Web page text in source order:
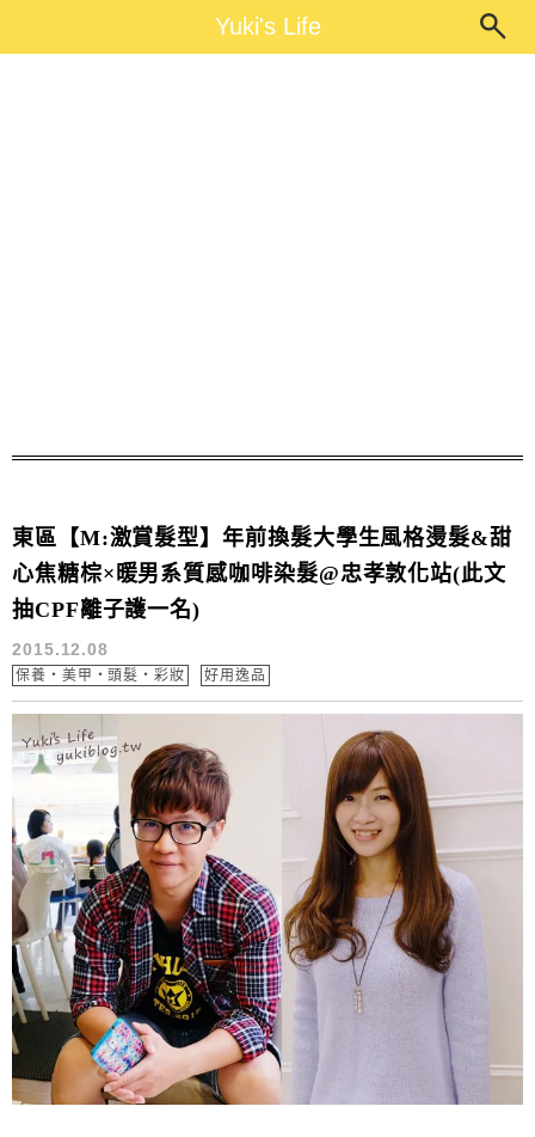
Yuki's LifeYuki's Life
東區【M:激賞髮型】年前換髮大學生風格燙髮&甜
心焦糖棕×暖男系質感咖啡染髮@忠孝敦化站(此文
抽CPF離子護一名)
2015.12.08
保養‧美甲‧頭髮‧彩妝 好用逸品